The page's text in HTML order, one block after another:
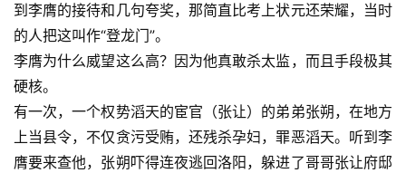
到李膺的接待和几句夸奖，那简直比考上状元还荣耀，当时
的人把这叫作“登龙门”。
李膺为什么威望这么高？因为他真敢杀太监，而且手段极其
硬核。
有一次，一个权势滔天的宦官（张让）的弟弟张朔，在地方
上当县令，不仅贪污受贿，还残杀孕妇，罪恶滔天。听到李
膺要来查他，张朔吓得连夜逃回洛阳，躲进了哥哥张让府邸